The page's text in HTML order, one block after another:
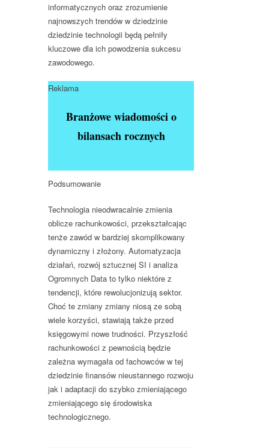
informatycznych oraz zrozumienie
najnowszych trendów w dziedzinie
dziedzinie technologii będą pełniły
kluczowe dla ich powodzenia sukcesu
zawodowego.
Reklama
Branżowe wiadomości o
bilansach rocznych
Podsumowanie
Technologia nieodwracalnie zmienia
oblicze rachunkowości, przekształcając
tenże zawód w bardziej skomplikowany
dynamiczny i złożony. Automatyzacja
działań, rozwój sztucznej SI i analiza
Ogromnych Data to tylko niektóre z
tendencji, które rewolucjonizują sektor.
Choć te zmiany zmiany niosą ze sobą
wiele korzyści, stawiają także przed
księgowymi nowe trudności. Przyszłość
rachunkowości z pewnością będzie
zależna wymagała od fachowców w tej
dziedzinie finansów nieustannego rozwoju
jak i adaptacji do szybko zmieniającego
zmieniającego się środowiska
technologicznego.